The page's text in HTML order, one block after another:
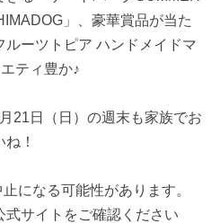
」、豪華賞品が当た
ルーツトピア ハンドメイドマ
ティ豊か♪
21日（日）の週末も家族でお
！
になる可能性があります。
サイトをご確認ください